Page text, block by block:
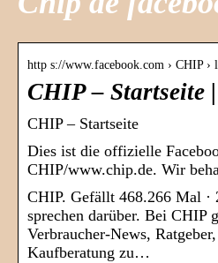
http s://www.facebook.com › CHIP ›
CHIP – Startseite
CHIP – Startseite
Dies ist die offizielle
CHIP/www.chip.de. Wir
CHIP. Gefällt 468.266 Mal ·
sprechen darüber. Bei CHIP
Verbraucher-News,
Kaufberatung zu…